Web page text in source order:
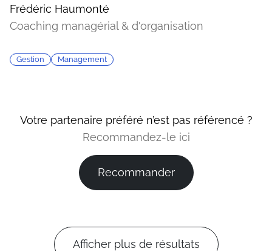
Frédéric Haumonté
Coaching managérial & d'organisation
Gestion Management
Votre partenaire préféré n’est pas référencé ?
Recommandez-le ici
Recommander
Afficher plus de résultats